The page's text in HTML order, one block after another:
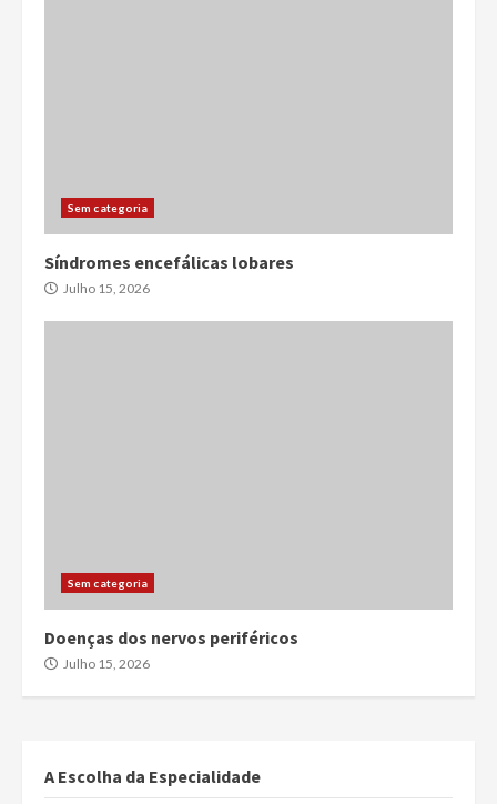
Sem categoria
Síndromes encefálicas lobares
Julho 15, 2026
Sem categoria
Doenças dos nervos periféricos
Julho 15, 2026
A Escolha da Especialidade